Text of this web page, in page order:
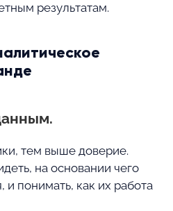
результатам.
тем выше доверие.
на основании чего
понимать, как их работа